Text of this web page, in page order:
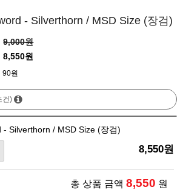
- Silverthorn / MSD Size (장검)
9,000원
8,550원
90원
건)
- Silverthorn / MSD Size (장검)
8,550원
총 상품 금액 8,550 원